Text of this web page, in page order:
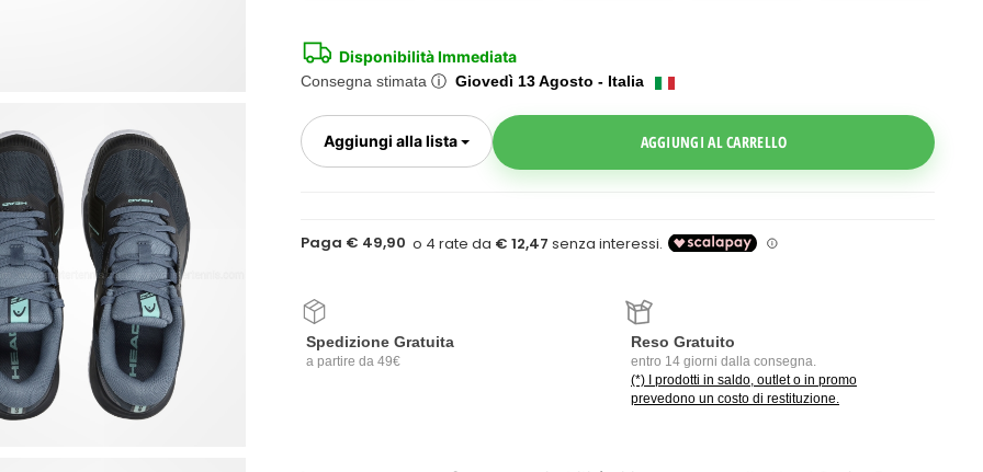
Disponibilità Immediata
Consegna stimata ⓘ Giovedì 13 Agosto - Italia
Aggiungi alla lista Toggle Dropdown AGGIUNGI AL CARRELLO
Paga € 49,90
Spedizione Gratuita
a partire da 49€
Reso Gratuito
entro 14 giorni dalla consegna.
(*) I prodotti in saldo, outlet o in promo
prevedono un costo di restituzione.